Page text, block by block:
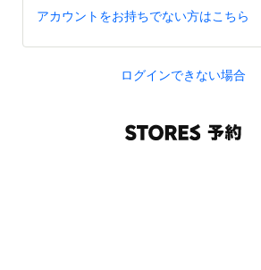
アカウントをお持ちでない方はこちら
ログインできない場合